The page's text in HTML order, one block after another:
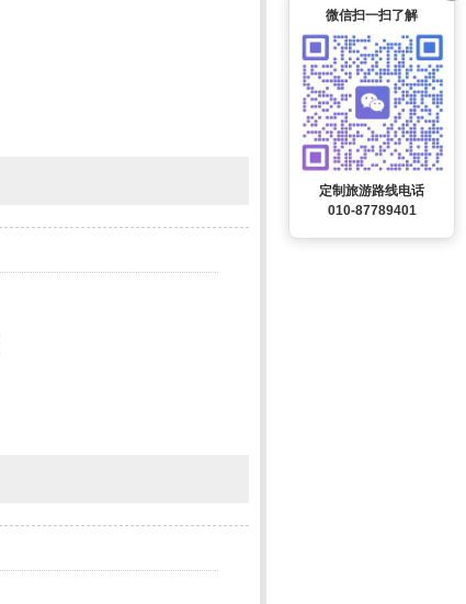
微信扫一扫了解
定制旅游路线电话
010-87789401